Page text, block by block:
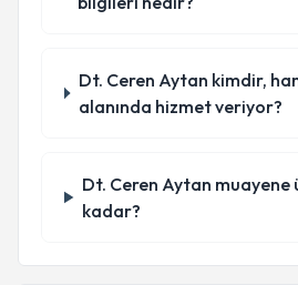
Dt. Ceren Aytan kimdir,
alanında hizmet veriyor?
Dt. Ceren Aytan muayene
kadar?